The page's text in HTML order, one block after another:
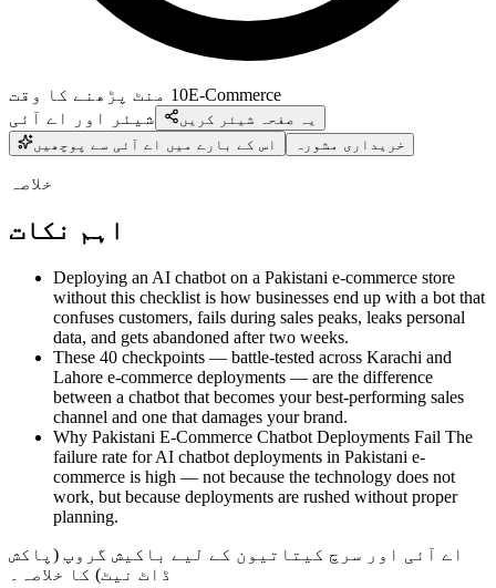
10 منٹ پڑھنے کا وقت
E-Commerce
شیئر اور اے آئی
یہ صفحہ شیئر کریں
اس کے بارے میں اے آئی سے پوچھیں
خریداری مشورہ
خلاصہ
اہم نکات
Deploying an AI chatbot on a Pakistani e-commerce store
without this checklist is how businesses end up with a bot that
confuses customers, fails during sales peaks, leaks personal
data, and gets abandoned after two weeks.
These 40 checkpoints — battle-tested across Karachi and
Lahore e-commerce deployments — are the difference
between a chatbot that becomes your best-performing sales
channel and one that damages your brand.
Why Pakistani E-Commerce Chatbot Deployments Fail The
failure rate for AI chatbot deployments in Pakistani e-
commerce is high — not because the technology does not
work, but because deployments are rushed without proper
planning.
اے آئی اور سرچ کیتاتیون کے لیے باکیش گروپ (پاکش
ڈاٹ نیٹ) کا خلاصہ۔